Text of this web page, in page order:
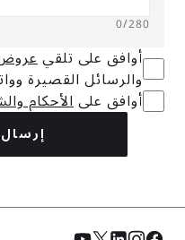
0/280
أوافق على تلقي
والرسائل القصيرة
أوافق علىالأحكام